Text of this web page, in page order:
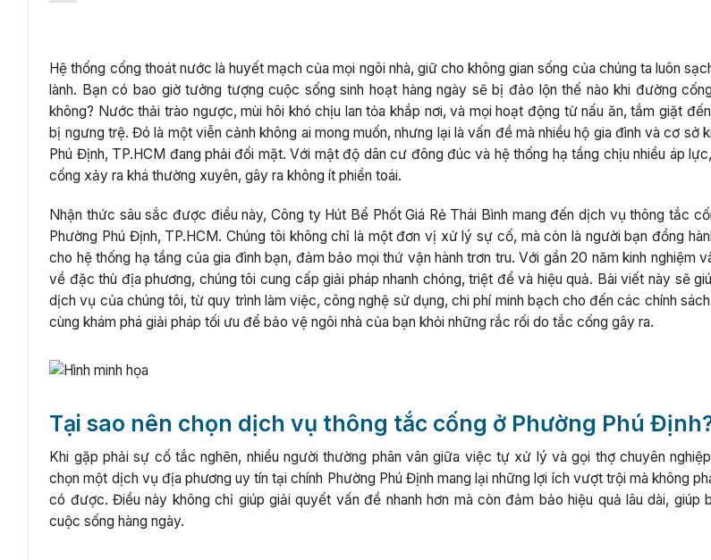
Hệ thống cống thoát nước là huyết mạch của mọi ngôi nhà, giữ cho không gian sống của chúng ta luôn
lành. Bạn có bao giờ tưởng tượng cuộc sống sinh hoạt hàng ngày sẽ bị đảo lộn thế nào khi đường
không? Nước thải trào ngược, mùi hôi khó chịu lan tỏa khắp nơi, và mọi hoạt động từ nấu ăn, tắm giặt
bị ngưng trệ. Đó là một viễn cảnh không ai mong muốn, nhưng lại là vấn đề mà nhiều hộ gia đình và cơ sở
Phú Định, TP.HCM đang phải đối mặt. Với mật độ dân cư đông đúc và hệ thống hạ tầng chịu nhiều áp
cống xảy ra khá thường xuyên, gây ra không ít phiền toái.
Nhận thức sâu sắc được điều này, Công ty Hút Bể Phốt Giá Rẻ Thái Bình mang đến dịch vụ thông tắc
Phường Phú Định, TP.HCM. Chúng tôi không chỉ là một đơn vị xử lý sự cố, mà còn là người bạn đồng
cho hệ thống hạ tầng của gia đình bạn, đảm bảo mọi thứ vận hành trơn tru. Với gần 20 năm kinh nghiệm
về đặc thù địa phương, chúng tôi cung cấp giải pháp nhanh chóng, triệt để và hiệu quả. Bài viết này sẽ
dịch vụ của chúng tôi, từ quy trình làm việc, công nghệ sử dụng, chi phí minh bạch cho đến các chính
cùng khám phá giải pháp tối ưu để bảo vệ ngôi nhà của bạn khỏi những rắc rối do tắc cống gây ra.
Tại sao nên chọn dịch vụ thông tắc cống ở Phường Phú
Khi gặp phải sự cố tắc nghẽn, nhiều người thường phân vân giữa việc tự xử lý và gọi thợ chuyên
chọn một dịch vụ địa phương uy tín tại chính Phường Phú Định mang lại những lợi ích vượt trội mà không
có được. Điều này không chỉ giúp giải quyết vấn đề nhanh hơn mà còn đảm bảo hiệu quả lâu dài, giúp
cuộc sống hàng ngày.